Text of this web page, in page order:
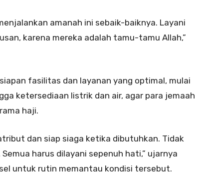
amanah ini sebaik-baiknya. Layani
karena mereka adalah tamu-tamu Allah,”
fasilitas dan layanan yang optimal, mulai
ketersediaan listrik dan air, agar para jemaah
haji.
dan siap siaga ketika dibutuhkan. Tidak
harus dilayani sepenuh hati,” ujarnya
untuk rutin memantau kondisi tersebut.